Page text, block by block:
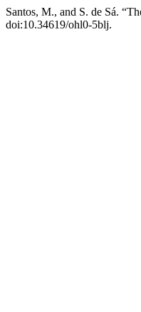
Santos, M., and S. de Sá.
doi:10.34619/ohl0-5blj.